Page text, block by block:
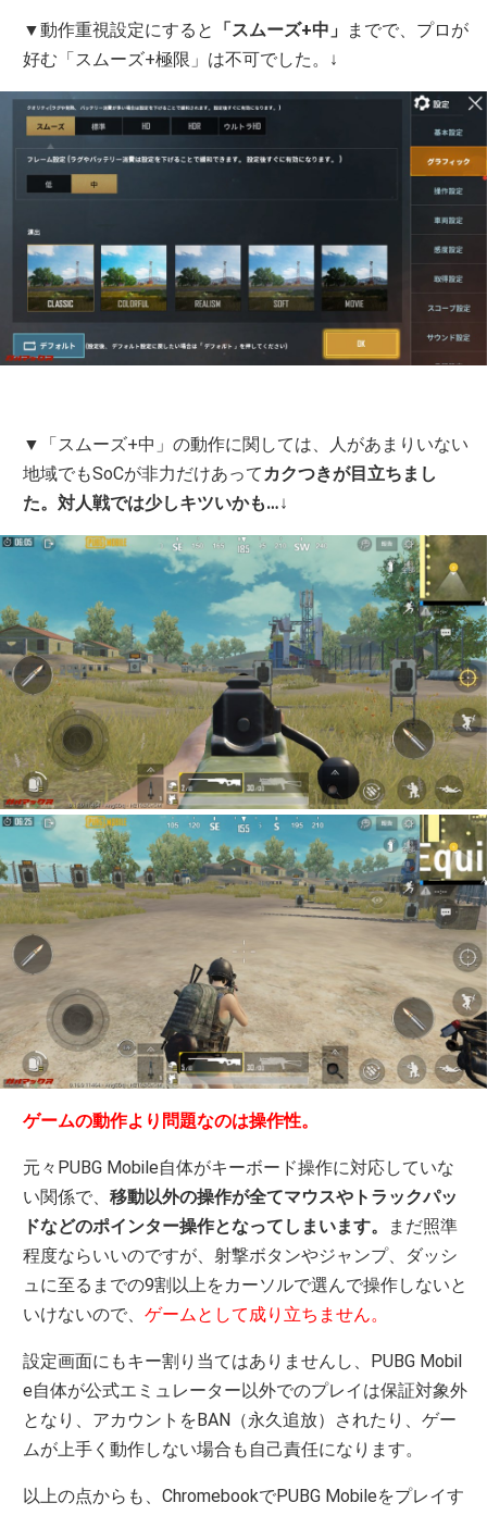
▼動作重視設定にすると 「スムーズ+中」
までで、プロが
好む「スムーズ+極限」は不可でした。↓
▼「スムーズ+中」の動作に関しては、人があまりいない
地域でもSoCが非力だけあってカクつきが目立ちまし
た。対人戦では少しキツいかも…↓
ゲームの動作より問題なのは操作性。
元々PUBG Mobile自体がキーボード操作に対応していな
い関係で、移動以外の操作が全てマウスやトラックパッ
ドなどのポインター操作となってしまいます。
まだ照準
程度ならいいのですが、射撃ボタンやジャンプ、ダッシ
ュに至るまでの9割以上をカーソルで選んで操作しないと
いけないので、ゲームとして成り立ちません。
設定画面にもキー割り当てはありませんし、PUBG Mobil
e自体が公式エミュレーター以外でのプレイは保証対象外
となり、アカウントをBAN（永久追放）されたり、ゲー
ムが上手く動作しない場合も自己責任になります。
以上の点からも、ChromebookでPUBG Mobileをプレイす